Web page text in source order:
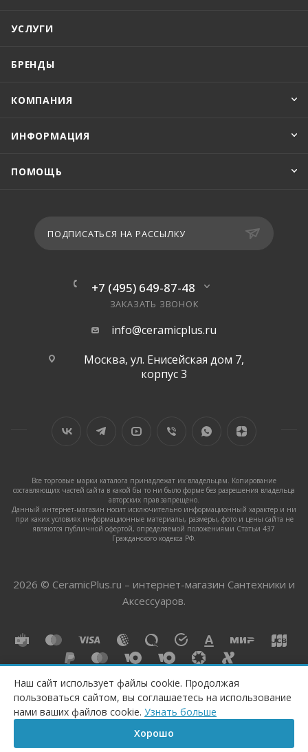
КУПИТЬ
УСЛУГИ
БРЕНДЫ
КОМПАНИЯ
ИНФОРМАЦИЯ
ПОМОЩЬ
ПОДПИСАТЬСЯ НА РАССЫЛКУ
+7 (495) 649-87-48
ЗАКАЗАТЬ ЗВОНОК
info@ceramicplus.ru
Москва, ул. Енисейская дом 7,
корпус 3
Все торговые марки каталога принадлежат их владельцам. Копирование
составляющих частей сайта в какой бы то ни было форме без разрешения владельца
авторских прав запрещено.
Данный интернет-магазин носит исключительно информационный характер и ни
при каких условиях информационные материалы, размеры, фото и цены сайта не
являются публичной офертой, определяемой положениями Статьи 437
Гражданского кодекса РФ.
2026 © CeramicPlus.ru – интернет-магазин Сантехники и
Аксессуаров.
Наш сайт использует файлы cookie. Продолжая
пользоваться сайтом, вы соглашаетесь на использование
нами ваших файлов cookie. Узнать больше
Хорошо
Главная Корзина Сравнение Каталог Контакты